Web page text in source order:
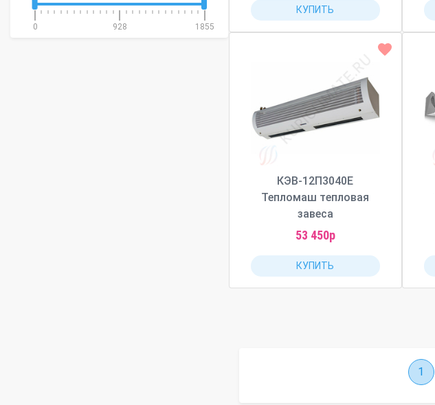
0 928 1855
КУПИТЬ
КЭВ-12П3040Е
Тепломаш тепловая
завеса
53 450р
КУПИТЬ
1